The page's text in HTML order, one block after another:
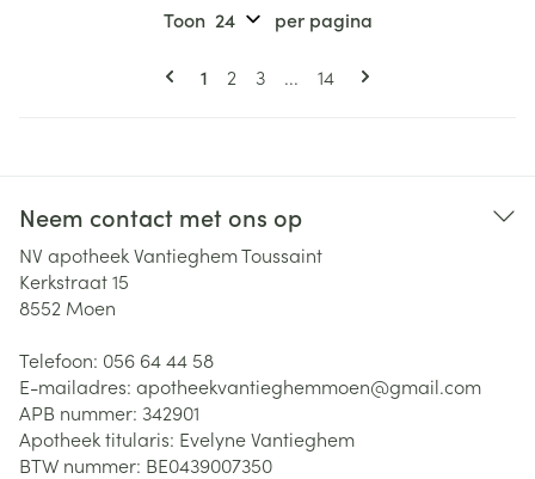
Pagina's
U lees momenteel pagina
1 Pagina
2 Pagina
3 ... Pagina
14
Toon per pagina
Neem contact met ons op
NV apotheek Vantieghem Toussaint
Kerkstraat 15
8552 Moen
Telefoon: 056 64 44 58
E-mailadres: apotheekvantieghemmoen@gmail.com
APB nummer: 342901
Apotheek titularis: Evelyne Vantieghem
BTW nummer: BE0439007350